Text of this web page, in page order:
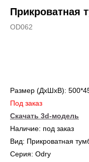
Прикроватная
OD062
Размер (ДxШxВ):
Под заказ
Скачать 3d-модель
Наличие: под заказ
Вид: Прикроватная
Серия: Odry